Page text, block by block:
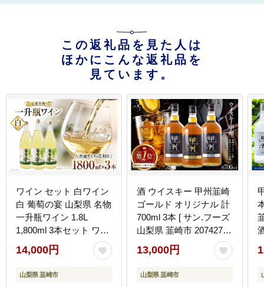
この返礼品を見た人は
ほかにこんな返礼品を
見ています。
ワイン セット 白ワイン
白 葡萄の宴 山梨県 名物
一升瓶ワイン 1.8L
1,800ml 3本セット ワイ
ン わいん やや辛口 辛口
山梨 お酒 酒 宅飲み 一
升瓶 山梨 晩酌 葡萄酒
14,000円
山梨県 韮崎市
酒 ウイスキー 甲州韮崎
ゴールド オリジナル 計
700ml 3本 [ サン.フーズ
山梨県 韮崎市 20742722
] 甲州韮崎 ウィスキー
ボトル 飲み比べ 詰合せ
セット ハイボール 酒 お
13,000円
山梨県 韮崎市